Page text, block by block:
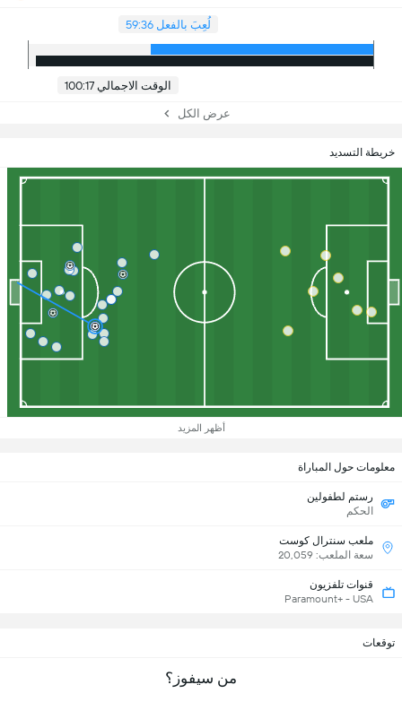
لُعِبَ بالفعل 59:36
الوقت الاجمالي 100:17
عرض الكل
خريطة التسديد
أظهر المزيد
معلومات حول المباراة
رستم لطفولين
الحكم
ملعب سنترال كوست
سعة الملعب: 20,059
قنوات تلفزيون
Paramount+ - USA
توقعات
من سيفوز؟